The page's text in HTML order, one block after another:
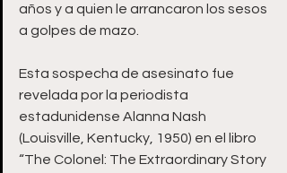
años y a quien le arrancaron los sesos
a golpes de mazo.
Esta sospecha de asesinato fue
revelada por la periodista
estadunidense Alanna Nash
(Louisville, Kentucky, 1950) en el libro
“The Colonel: The Extraordinary Story